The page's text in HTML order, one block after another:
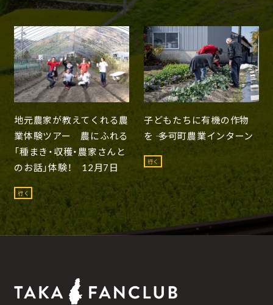
地元農家が教えてくれる農
業体験ツアー 農にふれる
「種まき・収穫・農家さんと
のお話」体験！ 12月7日
行く
子どもたちに有機の作物
を ―― 多可町農業インターン
行く